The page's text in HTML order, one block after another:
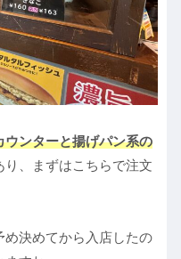
ウンターと揚げパン系の
り、まずはこちらで注文
決めてから入店したの